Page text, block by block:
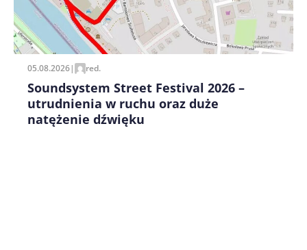
Zapamiętaj moje dane w tej przeglądarce podczas
pisania kolejnych komentarzy.
05.08.2026| red.
Soundsystem Street Festival 2026 –
utrudnienia w ruchu oraz duże
natężenie dźwięku